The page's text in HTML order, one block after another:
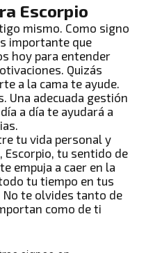
Escorpio
mismo. Como signo
importante que
hoy para entender
Quizás
a la cama te ayude.
Una adecuada gestión
a día te ayudará a
tu vida personal y
Escorpio, tu sentido de
empuja a caer en la
tu tiempo en tus
te olvides tanto de
como de ti